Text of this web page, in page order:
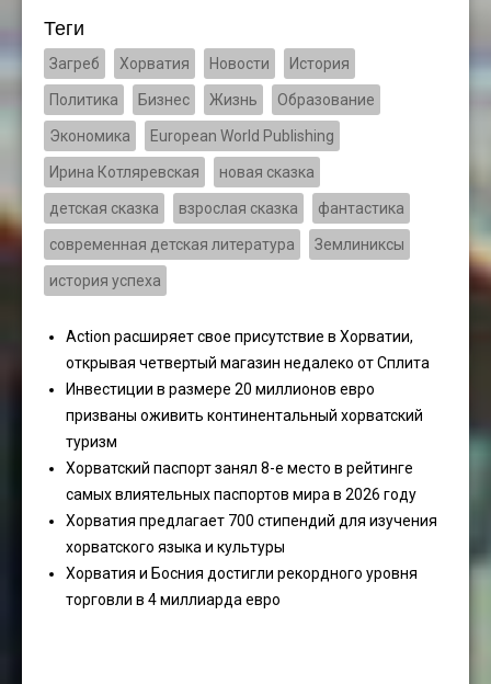
Теги
Загреб Хорватия Новости История
Политика Бизнес Жизнь Образование
Экономика European World Publishing
Ирина Котляревская новая сказка
детская сказка взрослая сказка фантастика
современная детская литература Землиниксы
история успеха
Action расширяет свое присутствие в Хорватии,
открывая четвертый магазин недалеко от Сплита
Инвестиции в размере 20 миллионов евро
призваны оживить континентальный хорватский
туризм
Хорватский паспорт занял 8-е место в рейтинге
самых влиятельных паспортов мира в 2026 году
Хорватия предлагает 700 стипендий для изучения
хорватского языка и культуры
Хорватия и Босния достигли рекордного уровня
торговли в 4 миллиарда евро